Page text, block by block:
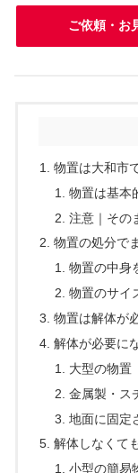
ご依頼・お
物置は大和市
物置は基本
注意｜その
物置の処分で
物置の中身
物置のサイ
物置は解体が
解体が必要に
大型の物置
金属製・ス
地面に固定
解体しなくて
小型の簡易